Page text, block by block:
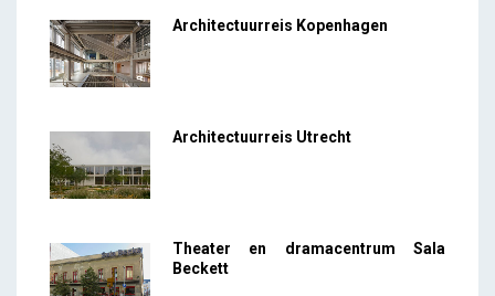
Architectuurreis Kopenhagen
Architectuurreis Utrecht
Theater en dramacentrum Sala
Beckett